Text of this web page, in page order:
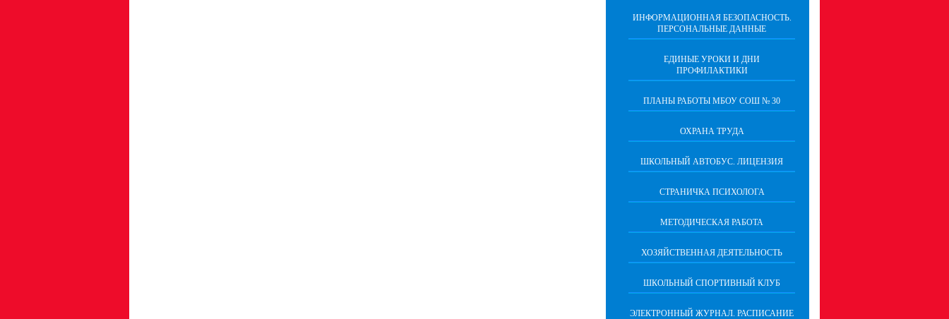
ИНФОРМАЦИОННАЯ БЕЗОПАСНОСТЬ.
ПЕРСОНАЛЬНЫЕ ДАННЫЕ
ЕДИНЫЕ УРОКИ И ДНИ
ПРОФИЛАКТИКИ
ПЛАНЫ РАБОТЫ МБОУ СОШ № 30
ОХРАНА ТРУДА
ШКОЛЬНЫЙ АВТОБУС. ЛИЦЕНЗИЯ
СТРАНИЧКА ПСИХОЛОГА
МЕТОДИЧЕСКАЯ РАБОТА
ХОЗЯЙСТВЕННАЯ ДЕЯТЕЛЬНОСТЬ
ШКОЛЬНЫЙ СПОРТИВНЫЙ КЛУБ
ЭЛЕКТРОННЫЙ ЖУРНАЛ. РАСПИСАНИЕ